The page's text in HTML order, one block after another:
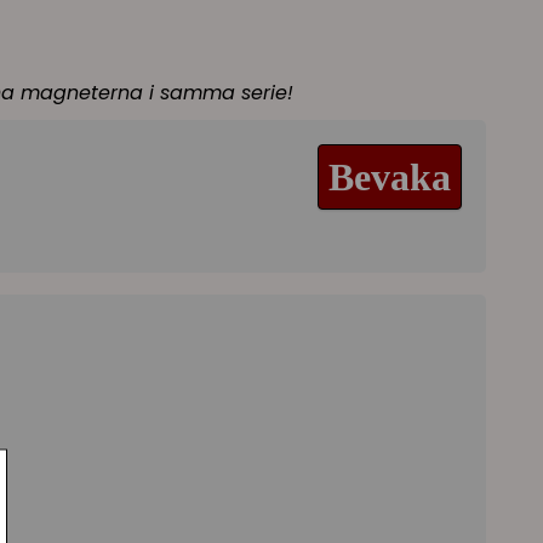
magneterna i samma serie!
Bevaka